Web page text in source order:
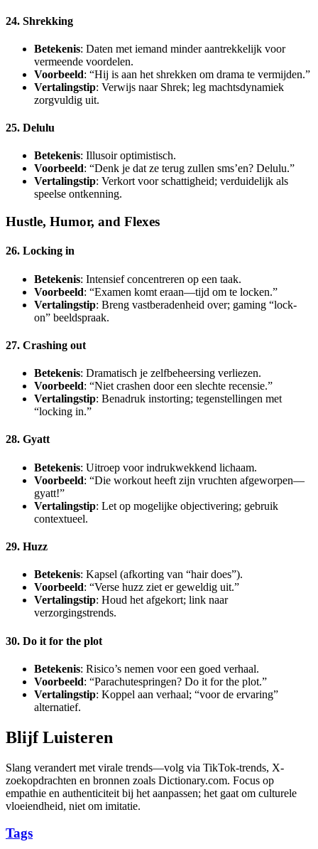
24. Shrekking
Betekenis: Daten met iemand minder aantrekkelijk voor
vermeende voordelen.
Voorbeeld: “Hij is aan het shrekken om drama te vermijden.”
Vertalingstip: Verwijs naar Shrek; leg machtsdynamiek
zorgvuldig uit.
25. Delulu
Betekenis: Illusoir optimistisch.
Voorbeeld: “Denk je dat ze terug zullen sms’en? Delulu.”
Vertalingstip: Verkort voor schattigheid; verduidelijk als
speelse ontkenning.
Hustle, Humor, and Flexes
26. Locking in
Betekenis: Intensief concentreren op een taak.
Voorbeeld: “Examen komt eraan—tijd om te locken.”
Vertalingstip: Breng vastberadenheid over; gaming “lock-
on” beeldspraak.
27. Crashing out
Betekenis: Dramatisch je zelfbeheersing verliezen.
Voorbeeld: “Niet crashen door een slechte recensie.”
Vertalingstip: Benadruk instorting; tegenstellingen met
“locking in.”
28. Gyatt
Betekenis: Uitroep voor indrukwekkend lichaam.
Voorbeeld: “Die workout heeft zijn vruchten afgeworpen—
gyatt!”
Vertalingstip: Let op mogelijke objectivering; gebruik
contextueel.
29. Huzz
Betekenis: Kapsel (afkorting van “hair does”).
Voorbeeld: “Verse huzz ziet er geweldig uit.”
Vertalingstip: Houd het afgekort; link naar
verzorgingstrends.
30. Do it for the plot
Betekenis: Risico’s nemen voor een goed verhaal.
Voorbeeld: “Parachutespringen? Do it for the plot.”
Vertalingstip: Koppel aan verhaal; “voor de ervaring”
alternatief.
Blijf Luisteren
Slang verandert met virale trends—volg via TikTok-trends, X-
zoekopdrachten en bronnen zoals Dictionary.com. Focus op
empathie en authenticiteit bij het aanpassen; het gaat om culturele
vloeiendheid, niet om imitatie.
Tags